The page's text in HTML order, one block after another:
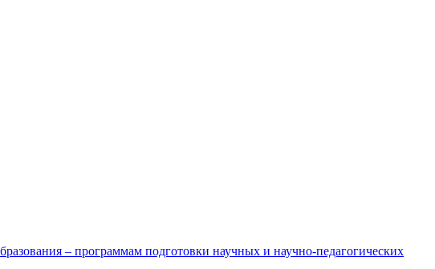
– программам подготовки научных и научно-педагогических